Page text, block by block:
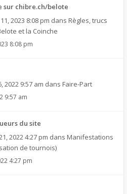
sur chibre.ch/belote
2023 8:08 pm dans Règles, trucs
et la Coinche
8:08 pm
2022 9:57 am dans Faire-Part
9:57 am
du site
2022 4:27 pm dans Manifestations
de tournois)
4:27 pm